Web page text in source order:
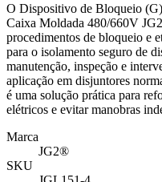
O Dispositivo de Bloqueio
Caixa Moldada 480/660V
procedimentos de bloqueio e
para o isolamento seguro de
manutenção, inspeção e
aplicação em disjuntores
é uma solução prática para
elétricos e evitar manobras
Marca
JG2®
SKU